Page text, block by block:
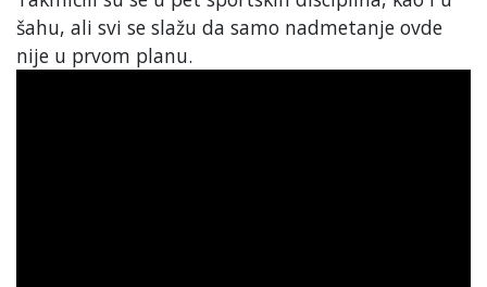
šahu, ali svi se slažu da samo nadmetanje ovde
nije u prvom planu.